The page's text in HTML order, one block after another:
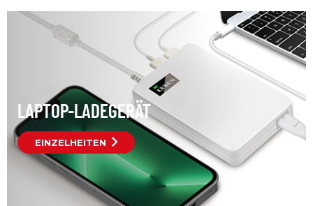
Digitalkameras und anderen Ladegeräten.
LAPTOP-LADEGERÄT
EINZELHEITEN